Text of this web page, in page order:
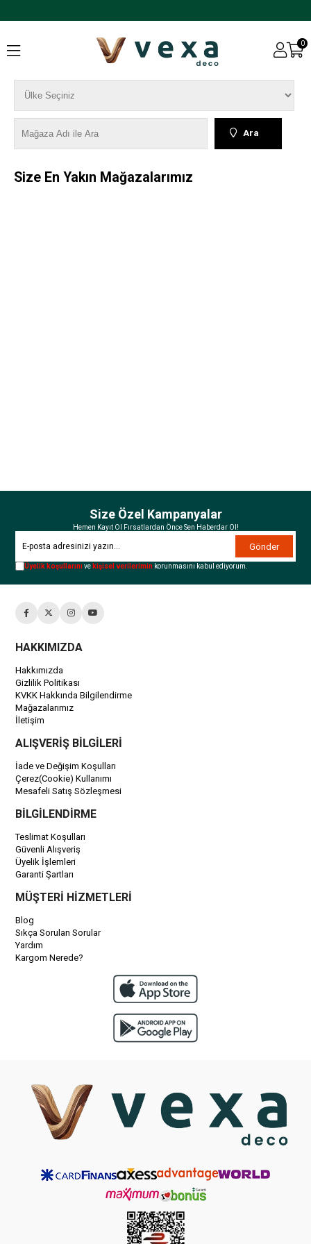
0
Ara
Size En Yakın Mağazalarımız
Size Özel Kampanyalar
Hemen Kayıt Ol Fırsatlardan Önce Sen Haberdar Ol!
Gönder
Üyelik koşullarınıve kişisel verilerimin korunmasını kabul ediyorum.
HAKKIMIZDA
Hakkımızda
Gizlilik Politikası
KVKK Hakkında Bilgilendirme
Mağazalarımız
İletişim
ALIŞVERİŞ BİLGİLERİ
İade ve Değişim Koşulları
Çerez(Cookie) Kullanımı
Mesafeli Satış Sözleşmesi
BİLGİLENDİRME
Teslimat Koşulları
Güvenli Alışveriş
Üyelik İşlemleri
Garanti Şartları
MÜŞTERİ HİZMETLERİ
Blog
Sıkça Sorulan Sorular
Yardım
Kargom Nerede?